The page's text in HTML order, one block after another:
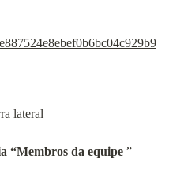
lateral
“Membros da equipe ”